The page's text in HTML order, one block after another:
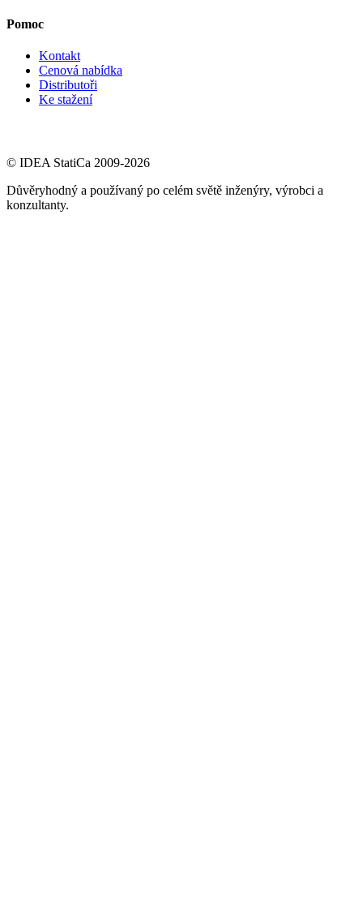
Pomoc
Kontakt
Cenová nabídka
Distributoři
Ke stažení
© IDEA StatiCa 2009-2026
Důvěryhodný a používaný po celém světě inženýry, výrobci a
konzultanty.